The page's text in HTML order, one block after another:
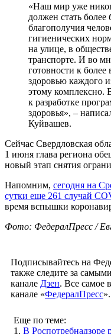
«Наш мир уже
должен стать более
благополучия
гигиенических
на улице, в
транспорте. И во
готовности к
здоровью каждого
этому комплексно.
к разработке
здоровья», –
Куйвашев.
Сейчас Свердловская
1 июня глава региона
новый этап снятия
Напомним, сегодня на
сутки еще 261 случай
время вспышки
Фото: ФедералПресс /
Подписывайтесь на
также следите за
канале Дзен. Все самое
канале «ФедералПресс».
Еще по теме:
1. В Роспотребнадзоре